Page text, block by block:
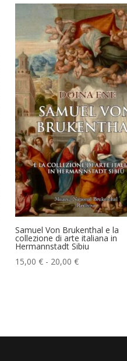
da
10,00 €
a
13,00 €
Samuel Von Brukenthal e la
collezione di arte italiana in
Hermannstadt Sibiu
15,00€ - 20,00€Fascia